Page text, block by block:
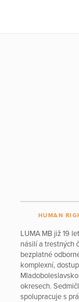
HUMAN
LUMA MB již 19
násilí a trestných
bezplatné
komplexní,
okresech.
spolupracuje s